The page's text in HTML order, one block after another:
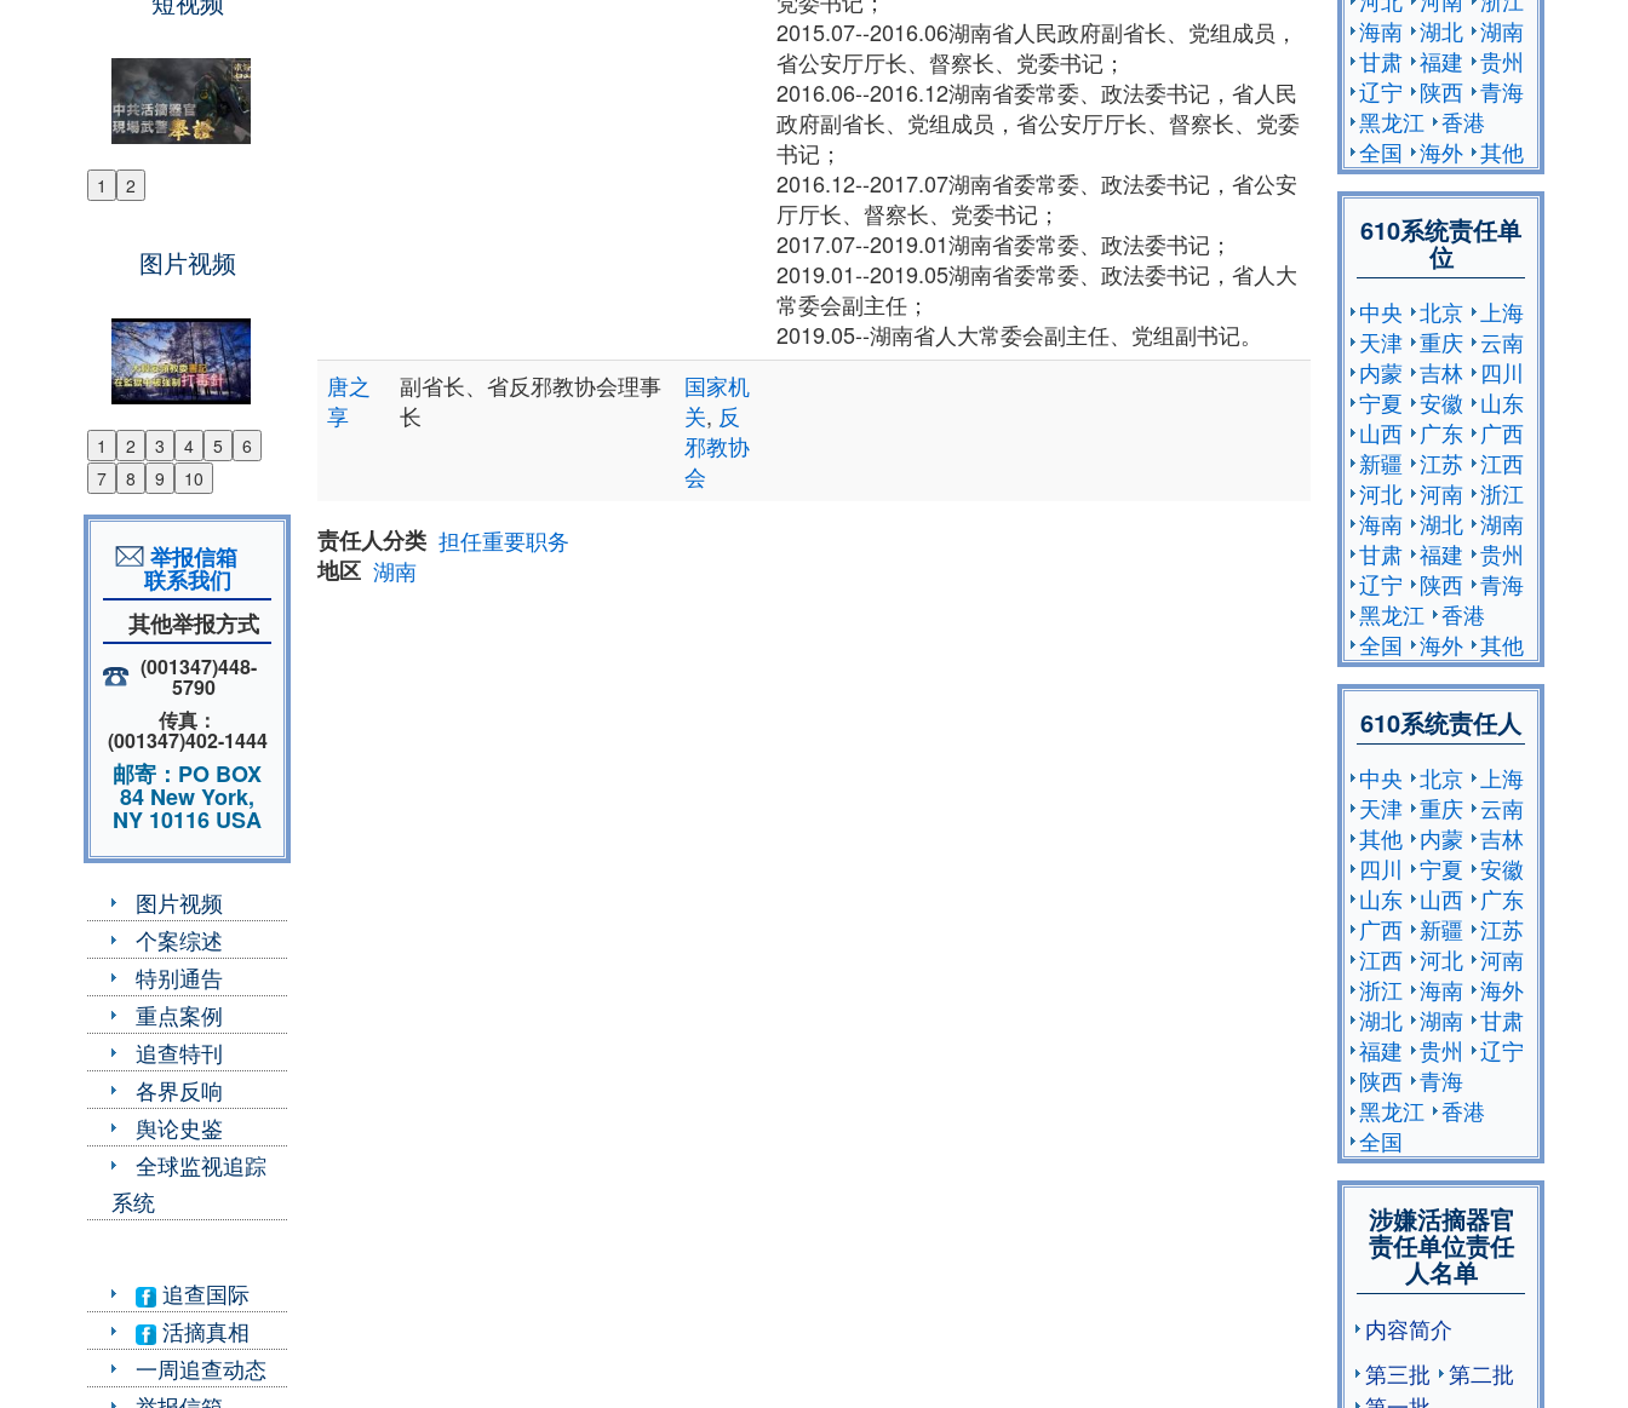
1 2
Previous
图片视频
1 2 3 4 5
6
7
8 9 10
Previous
Next
举报信箱
联系我们
其他举报方式
(001347)448-
5790
传真：
(001347)402-1444
邮寄：PO BOX
84 New York,
NY 10116 USA
图片视频
个案综述
特别通告
重点案例
追查特刊
各界反响
舆论史鉴
全球监视追踪
系统
追查国际
活摘真相
一周追查动态
2015.07--2016.06湖南省人民政府副省长、党组成员，
省公安厅厅长、督察长、党委书记；
2016.06--2016.12湖南省委常委、政法委书记，省人民
政府副省长、党组成员，省公安厅厅长、督察长、党委
书记；
2016.12--2017.07湖南省委常委、政法委书记，省公安
厅厅长、督察长、党委书记；
2017.07--2019.01湖南省委常委、政法委书记；
2019.01--2019.05湖南省委常委、政法委书记，省人大
常委会副主任；
2019.05--湖南省人大常委会副主任、党组副书记。
唐之
享
副省长、省反邪教协会理事
长
国家机
关, 反
邪教协
会
责任人分类 担任重要职务
地区 湖南
海南 湖北 湖南
甘肃 福建 贵州
辽宁
陕西 青海
黑龙江 香港
全国 海外 其他
610系统责任单
位
中央 北京
上海
天津 重庆 云南
内蒙 吉林
四川
宁夏 安徽
山东
山西
广东
广西
新疆 江苏 江西
河北 河南 浙江
海南 湖北 湖南
甘肃 福建 贵州
辽宁
陕西 青海
黑龙江 香港
全国 海外 其他
610系统责任人
中央 北京
上海
天津 重庆 云南
其他 内蒙 吉林
四川
宁夏 安徽
山东 山西
广东
广西 新疆 江苏
江西 河北 河南
浙江 海南 海外
湖北 湖南 甘肃
福建 贵州
辽宁
陕西 青海
黑龙江 香港
全国
涉嫌活摘器官
责任单位责任
人名单
内容简介
第三批
第二批